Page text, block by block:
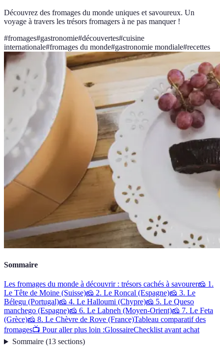
Découvrez des fromages du monde uniques et savoureux. Un
voyage à travers les trésors fromagers à ne pas manquer !
#fromages#gastronomie#découvertes#cuisine
internationale#fromages du monde#gastronomie mondiale#recettes
Sommaire
Les fromages du monde à découvrir : trésors cachés à savourer🧀 1.
Le Tête de Moine (Suisse)🧀 2. Le Roncal (Espagne)🧀 3. Le
Bélegu (Portugal)🧀 4. Le Halloumi (Chypre)🧀 5. Le Queso
manchego (Espagne)🧀 6. Le Labneh (Moyen-Orient)🧀 7. Le Feta
(Grèce)🧀 8. Le Chèvre de Rove (France)Tableau comparatif des
fromages📺 Pour aller plus loin :GlossaireChecklist avant achat
Sommaire(13 sections)